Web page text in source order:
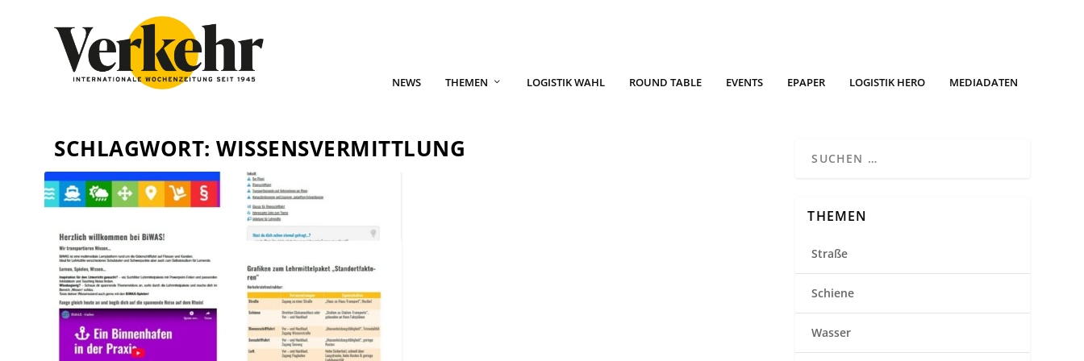
NEWS THEMEN LOGISTIK WAHL ROUND TABLE EVENTS EPAPER LOGISTIK HERO MEDIADATEN
SCHLAGWORT:WISSENSVERMITTLUNG
THEMEN
Straße
Schiene
Wasser